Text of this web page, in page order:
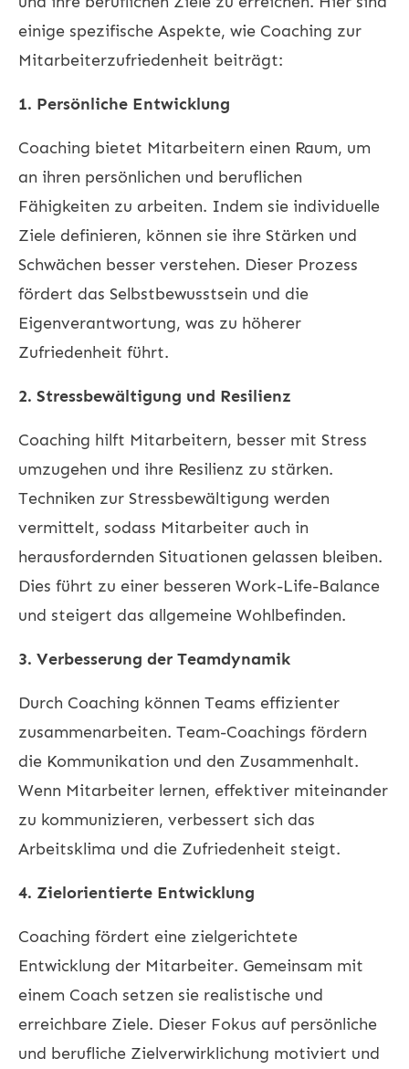
einige spezifische Aspekte, wie Coaching zur
Mitarbeiterzufriedenheit beiträgt:
1. Persönliche Entwicklung
Coaching bietet Mitarbeitern einen Raum, um
an ihren persönlichen und beruflichen
Fähigkeiten zu arbeiten. Indem sie individuelle
Ziele definieren, können sie ihre Stärken und
Schwächen besser verstehen. Dieser Prozess
fördert das Selbstbewusstsein und die
Eigenverantwortung, was zu höherer
Zufriedenheit führt.
2. Stressbewältigung und Resilienz
Coaching hilft Mitarbeitern, besser mit Stress
umzugehen und ihre Resilienz zu stärken.
Techniken zur Stressbewältigung werden
vermittelt, sodass Mitarbeiter auch in
herausfordernden Situationen gelassen bleiben.
Dies führt zu einer besseren Work-Life-Balance
und steigert das allgemeine Wohlbefinden.
3. Verbesserung der Teamdynamik
Durch Coaching können Teams effizienter
zusammenarbeiten. Team-Coachings fördern
die Kommunikation und den Zusammenhalt.
Wenn Mitarbeiter lernen, effektiver miteinander
zu kommunizieren, verbessert sich das
Arbeitsklima und die Zufriedenheit steigt.
4. Zielorientierte Entwicklung
Coaching fördert eine zielgerichtete
Entwicklung der Mitarbeiter. Gemeinsam mit
einem Coach setzen sie realistische und
erreichbare Ziele. Dieser Fokus auf persönliche
und berufliche Zielverwirklichung motiviert und